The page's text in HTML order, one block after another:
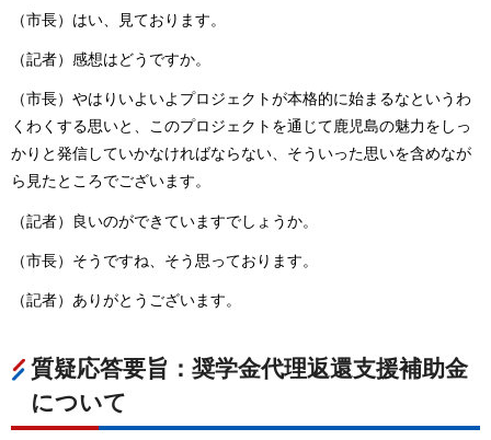
（市長）はい、見ております。
（記者）感想はどうですか。
（市長）やはりいよいよプロジェクトが本格的に始まるなというわ
くわくする思いと、このプロジェクトを通じて鹿児島の魅力をしっ
かりと発信していかなければならない、そういった思いを含めなが
ら見たところでございます。
（記者）良いのができていますでしょうか。
（市長）そうですね、そう思っております。
（記者）ありがとうございます。
質疑応答要旨：奨学金代理返還支援補助金
について